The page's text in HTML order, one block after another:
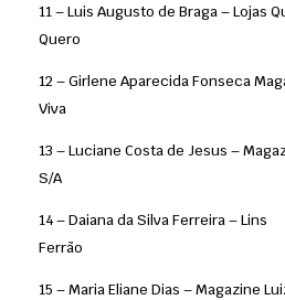
11 – Luis Augusto de Braga – Lojas
Quero
12 – Girlene Aparecida Fonseca
Viva
13 – Luciane Costa de Jesus –
S/A
14 – Daiana da Silva Ferreira – Lins
Ferrão
15 – Maria Eliane Dias –